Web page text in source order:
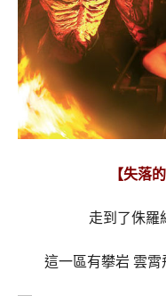
【失落
走到了侏羅
這一區有攀岩 雲